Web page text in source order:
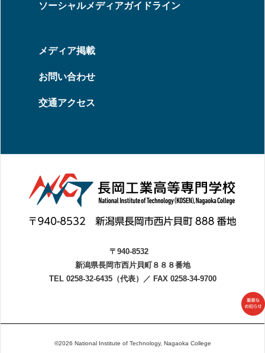
ソーシャルメディアガイドライン
メディア掲載
お問い合わせ
交通アクセス
〒940-8532
新潟県長岡市西片貝町８８８番地
TEL 0258-32-6435（代表）
／ FAX 0258-34-9700
©2026 National Institute of Technology, Nagaoka College